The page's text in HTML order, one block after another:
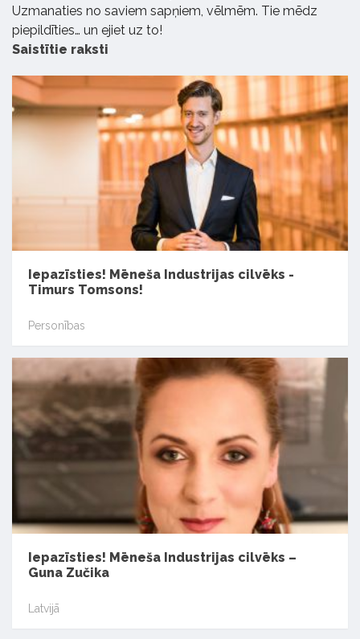
Uzmanaties no saviem sapņiem, vēlmēm. Tie mēdz
piepildīties… un ejiet uz to!
Saistītie raksti
Iepazīsties! Mēneša Industrijas cilvēks -
Timurs Tomsons!
Personības
Iepazīsties! Mēneša Industrijas cilvēks –
Guna Zučika
Latvijā